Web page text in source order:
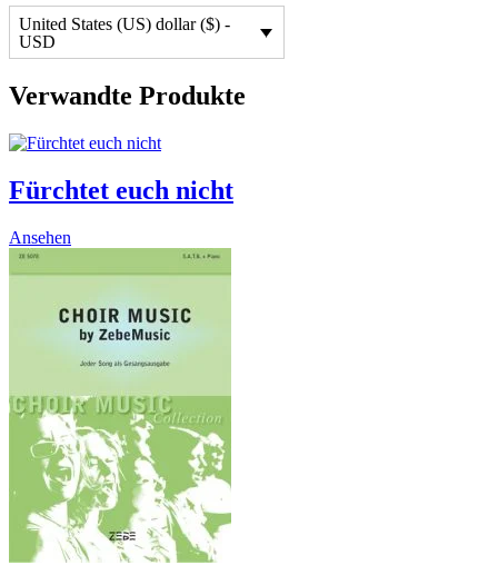
United States (US) dollar ($) -
USD
Verwandte Produkte
Fürchtet euch nicht
Ansehen
has
variants.
The
options
be
chosen
on
the
product
page